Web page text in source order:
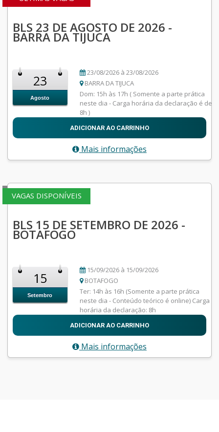
BLS 23 DE AGOSTO DE 2026 -
BARRA DA TIJUCA
23
Agosto
23/08/2026 à 23/08/2026
BARRA DA TIJUCA
Dom: 15h às 17h ( Somente a parte prática
neste dia - Carga horária da declaração é de
8h )
ADICIONAR AO CARRINHO
Mais informações
VAGAS DISPONÍVEIS
BLS 15 DE SETEMBRO DE 2026 -
BOTAFOGO
15
Setembro
15/09/2026 à 15/09/2026
BOTAFOGO
Ter: 14h às 16h (Somente a parte prática
neste dia - Conteúdo teórico é online) Carga
horária da declaração: 8h
ADICIONAR AO CARRINHO
Mais informações